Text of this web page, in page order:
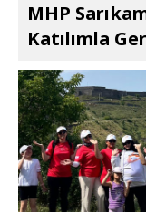
MHP
Katılımla